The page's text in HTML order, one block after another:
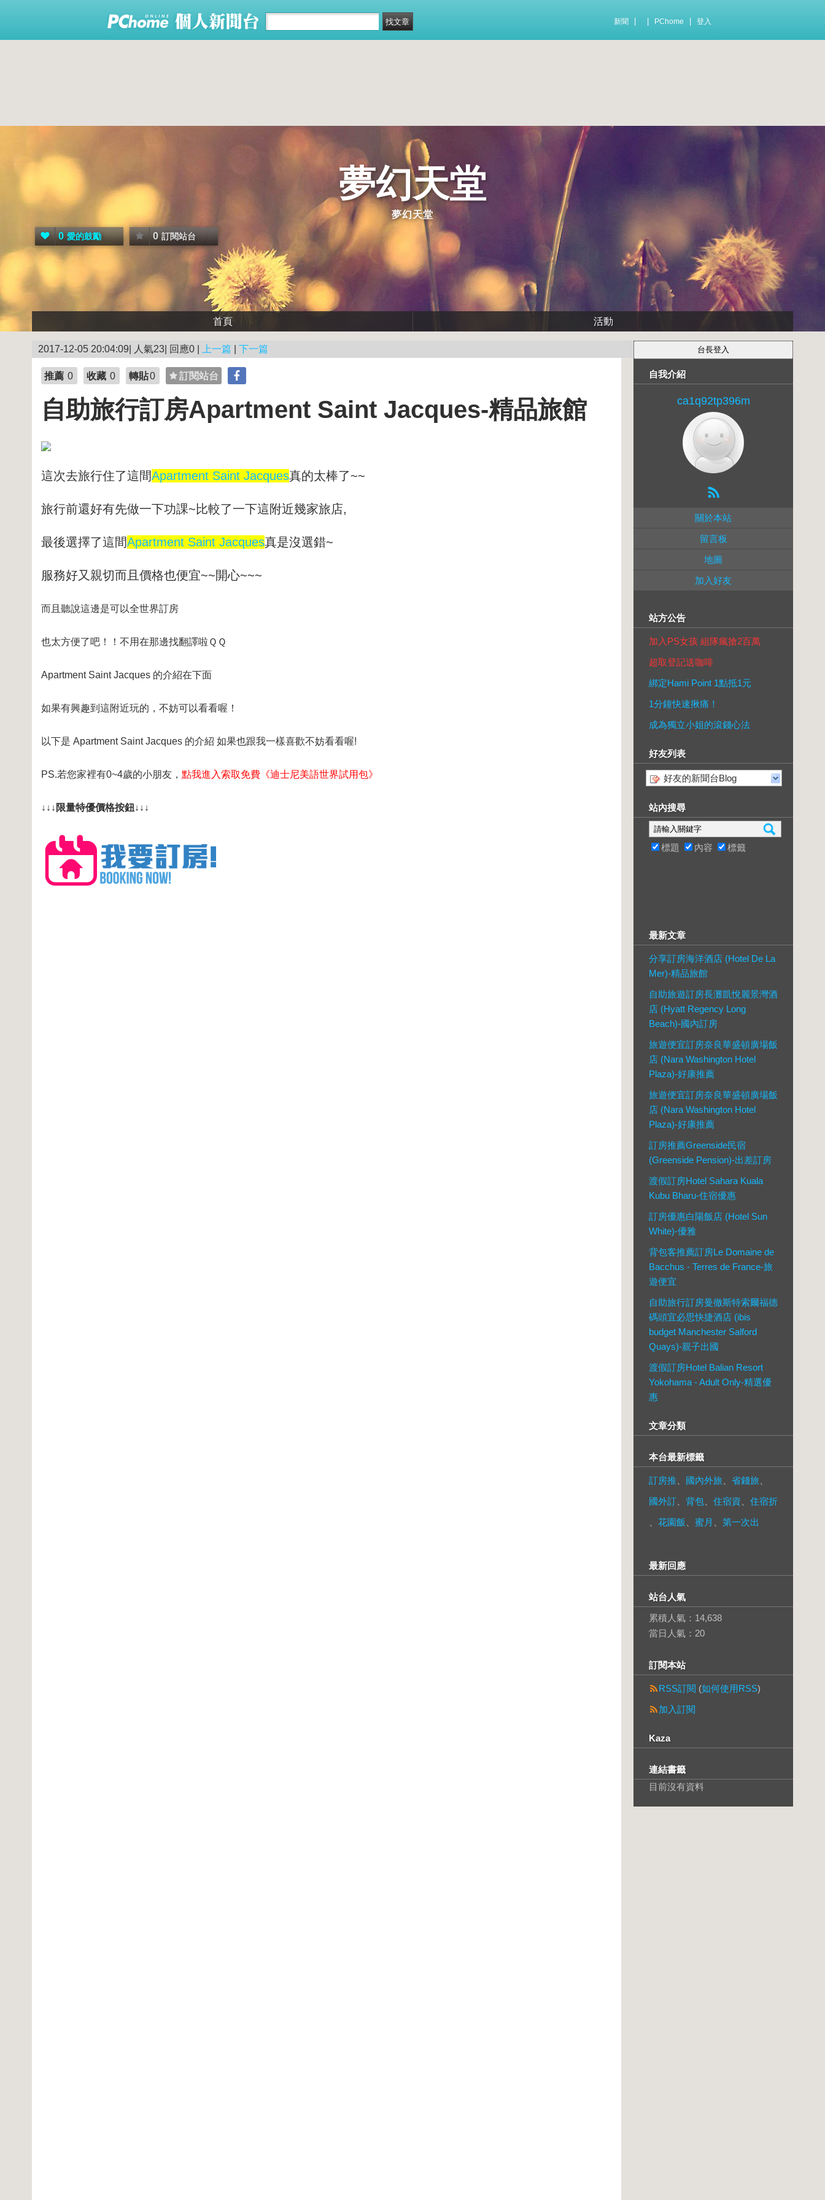
新聞 PChome 登入
夢幻天堂
夢幻天堂
0 愛的鼓勵 0 訂閱站台
首頁 活動
2017-12-05 20:04:09| 人氣23| 回應0 | 上一篇 下一篇
推薦 0 收藏 0 轉貼0 訂閱站台
自助旅行訂房Apartment Saint Jacques-精品旅館
這次去旅行住了這間Apartment Saint Jacques真的太棒了~~
旅行前還好有先做一下功課~比較了一下這附近幾家旅店,
最後選擇了這間Apartment Saint Jacques真是沒選錯~
服務好又親切而且價格也便宜~~開心~~~
而且聽說這邊是可以全世界訂房
也太方便了吧！！不用在那邊找翻譯啦ＱＱ
Apartment Saint Jacques 的介紹在下面
如果有興趣到這附近玩的，不妨可以看看喔！
以下是 Apartment Saint Jacques 的介紹 如果也跟我一樣喜歡不妨看看喔!
PS.若您家裡有0~4歲的小朋友， 點我進入索取免費《迪士尼美語世界試用包》
↓↓↓限量特優價格按鈕↓↓↓
自我介紹
ca1q92tp396m
關於本站
留言板
地圖
加入好友
站方公告
加入PS女孩 組隊瘋搶2百萬
超取登記送咖啡
綁定Hami Point 1點抵1元
1分鐘快速揪痛！
成為獨立小姐的滾錢心法
好友列表
好友的新聞台Blog
站內搜尋
標題 內容 標籤
最新文章
分享訂房海洋酒店 (Hotel De La
Mer)-精品旅館
自助旅遊訂房長灘凱悅麗景灣酒
店 (Hyatt Regency Long
Beach)-國內訂房
旅遊便宜訂房奈良華盛頓廣場飯
店 (Nara Washington Hotel
Plaza)-好康推薦
旅遊便宜訂房奈良華盛頓廣場飯
店 (Nara Washington Hotel
Plaza)-好康推薦
訂房推薦Greenside民宿
(Greenside Pension)-出差訂房
渡假訂房Hotel Sahara Kuala
Kubu Bharu-住宿優惠
訂房優惠白陽飯店 (Hotel Sun
White)-優雅
背包客推薦訂房Le Domaine de
Bacchus - Terres de France-旅
遊便宜
自助旅行訂房曼徹斯特索爾福德
碼頭宜必思快捷酒店 (ibis
budget Manchester Salford
Quays)-親子出國
渡假訂房Hotel Balian Resort
Yokohama - Adult Only-精選優
惠
文章分類
本台最新標籤
訂房推 國內外旅 省錢旅
國外訂
背包 住宿資
住宿折
花園飯 蜜月 第一次出
最新回應
站台人氣
累積人氣： 14,638
當日人氣： 20
訂閱本站
RSS訂閱 (如何使用RSS)
加入訂閱
Kaza
連結書籤
目前沒有資料